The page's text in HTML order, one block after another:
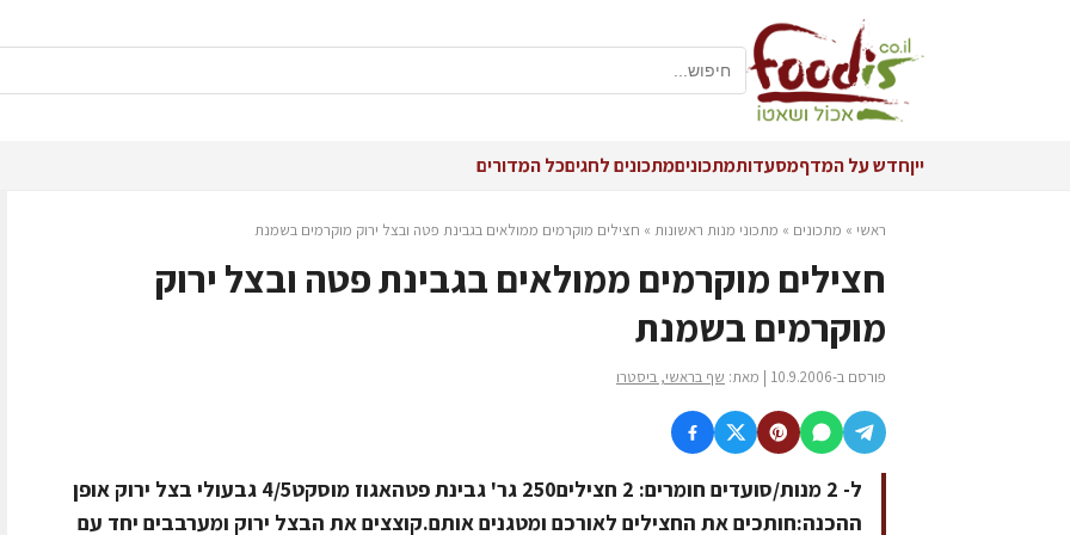
ייןחדש על המדףמסעדותמתכוניםמתכונים לחגיםכל המדורים
ראשי » מתכונים » מתכוני מנות ראשונות » חצילים מוקרמים ממולאים בגבינת פטה ובצל ירוק מוקרמים בשמנת
חצילים מוקרמים ממולאים בגבינת פטה ובצל ירוק
מוקרמים בשמנת
פורסם ב-10.9.2006 | מאת: שף בראשי, ביסטרו
ל- 2 מנות/סועדים חומרים: 2 חצילים250 גר' גבינת פטהאגוז מוסקט4/5 גבעולי בצל ירוק אופן
ההכנה:חותכים את החצילים לאורכם ומטגנים אותם.קוצצים את הבצל ירוק ומערבבים יחד עם